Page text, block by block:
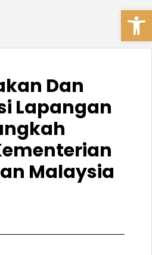
Dan
Lapangan
Malaysia